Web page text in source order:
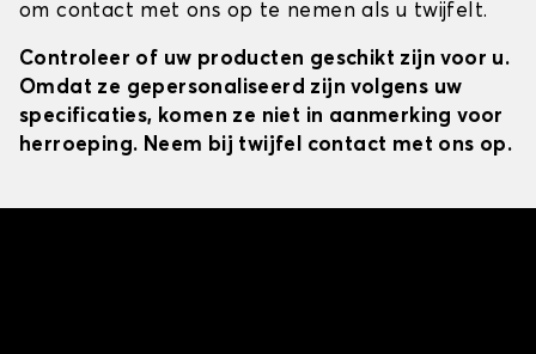
om contact met ons op te nemen als u twijfelt.
Controleer of uw producten geschikt zijn voor u.
Omdat ze gepersonaliseerd zijn volgens uw
specificaties, komen ze niet in aanmerking voor
herroeping. Neem bij twijfel contact met ons op.